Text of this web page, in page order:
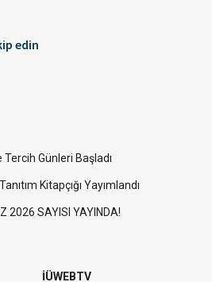
edin
Günleri Başladı
Kitapçığı Yayımlandı
2026 SAYISI YAYINDA!
İÜWEBTV